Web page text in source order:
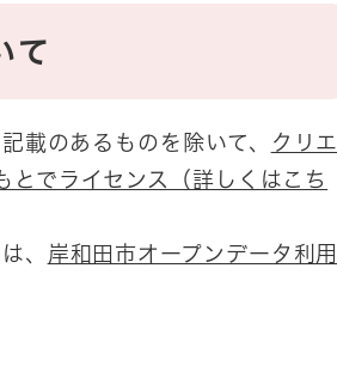
て
載のあるものを除いて、
クリエ
でライセンス（詳しくはこち
、
岸和田市オープンデータ利用